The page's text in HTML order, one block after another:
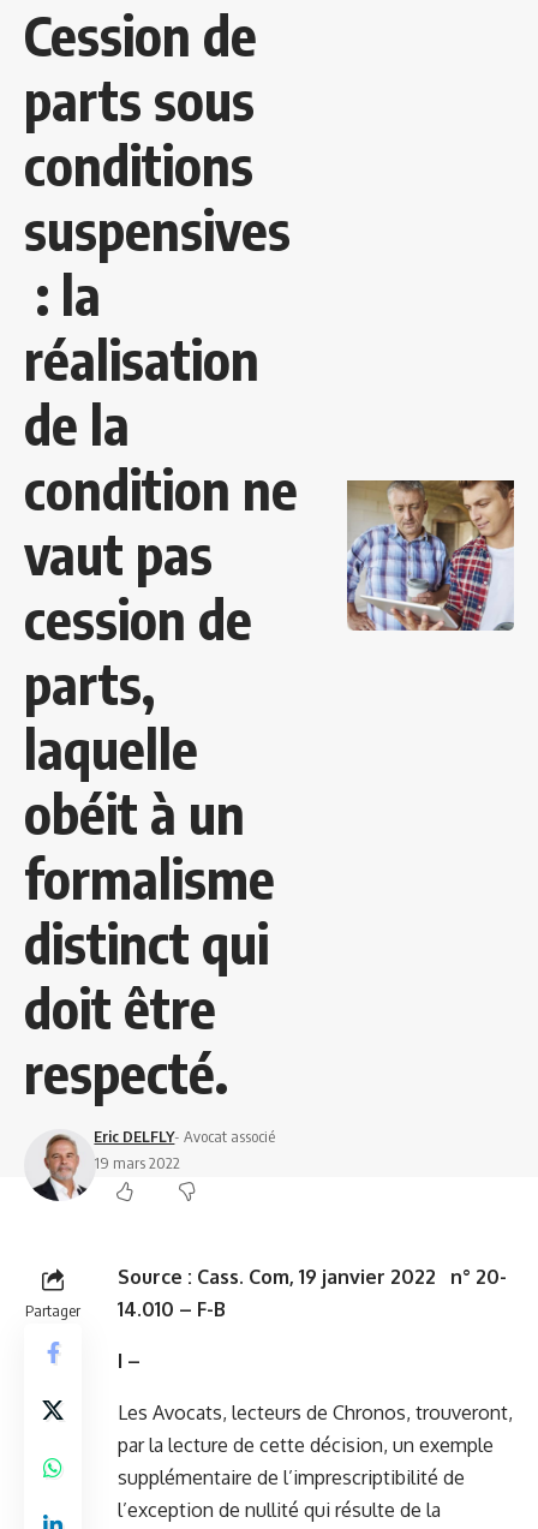
Cession de
parts sous
conditions
suspensives
: la
réalisation
de la
condition ne
vaut pas
cession de
parts,
laquelle
obéit à un
formalisme
distinct qui
doit être
respecté.
Eric DELFLY- Avocat associé
19 mars 2022
Partager
Source : Cass. Com, 19 janvier 2022 n° 20-
14.010 – F-B
I –
Les Avocats, lecteurs de Chronos, trouveront,
par la lecture de cette décision, un exemple
supplémentaire de l’imprescriptibilité de
l’exception de nullité qui résulte de la